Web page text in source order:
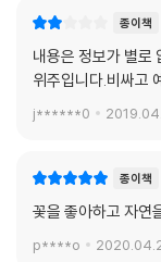
111 흰동전싸리
113 가막살나무
114 화초고추
115 다정큼
117 황칠
119 크리스탈
120 탑사철
종이책
내용은 정보가 별로
위주입니다.비싸고
j******0
종이책
꽃을 좋아하고 자연
p****o